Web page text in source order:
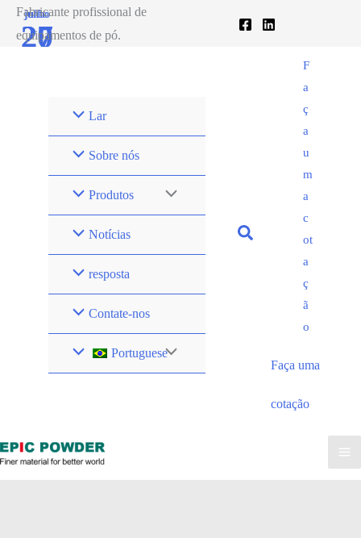
para
Fabricante profissional de
equipamentos de pó.
Lar
Sobre nós
Produtos
Notícias
resposta
Contate-nos
Portuguese
F
a
ç
a
u
m
a
c
ot
a
ç
ã
o
Faça uma
cotação
junho
27
julho
20